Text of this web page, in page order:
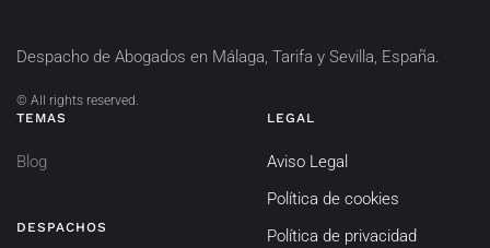
Despacho de Abogados en Málaga, Tarifa y Sevilla, España.
© All rights reserved.
TEMAS
Blog
DESPACHOS
LEGAL
Aviso Legal
Política de cookies
Política de privacidad